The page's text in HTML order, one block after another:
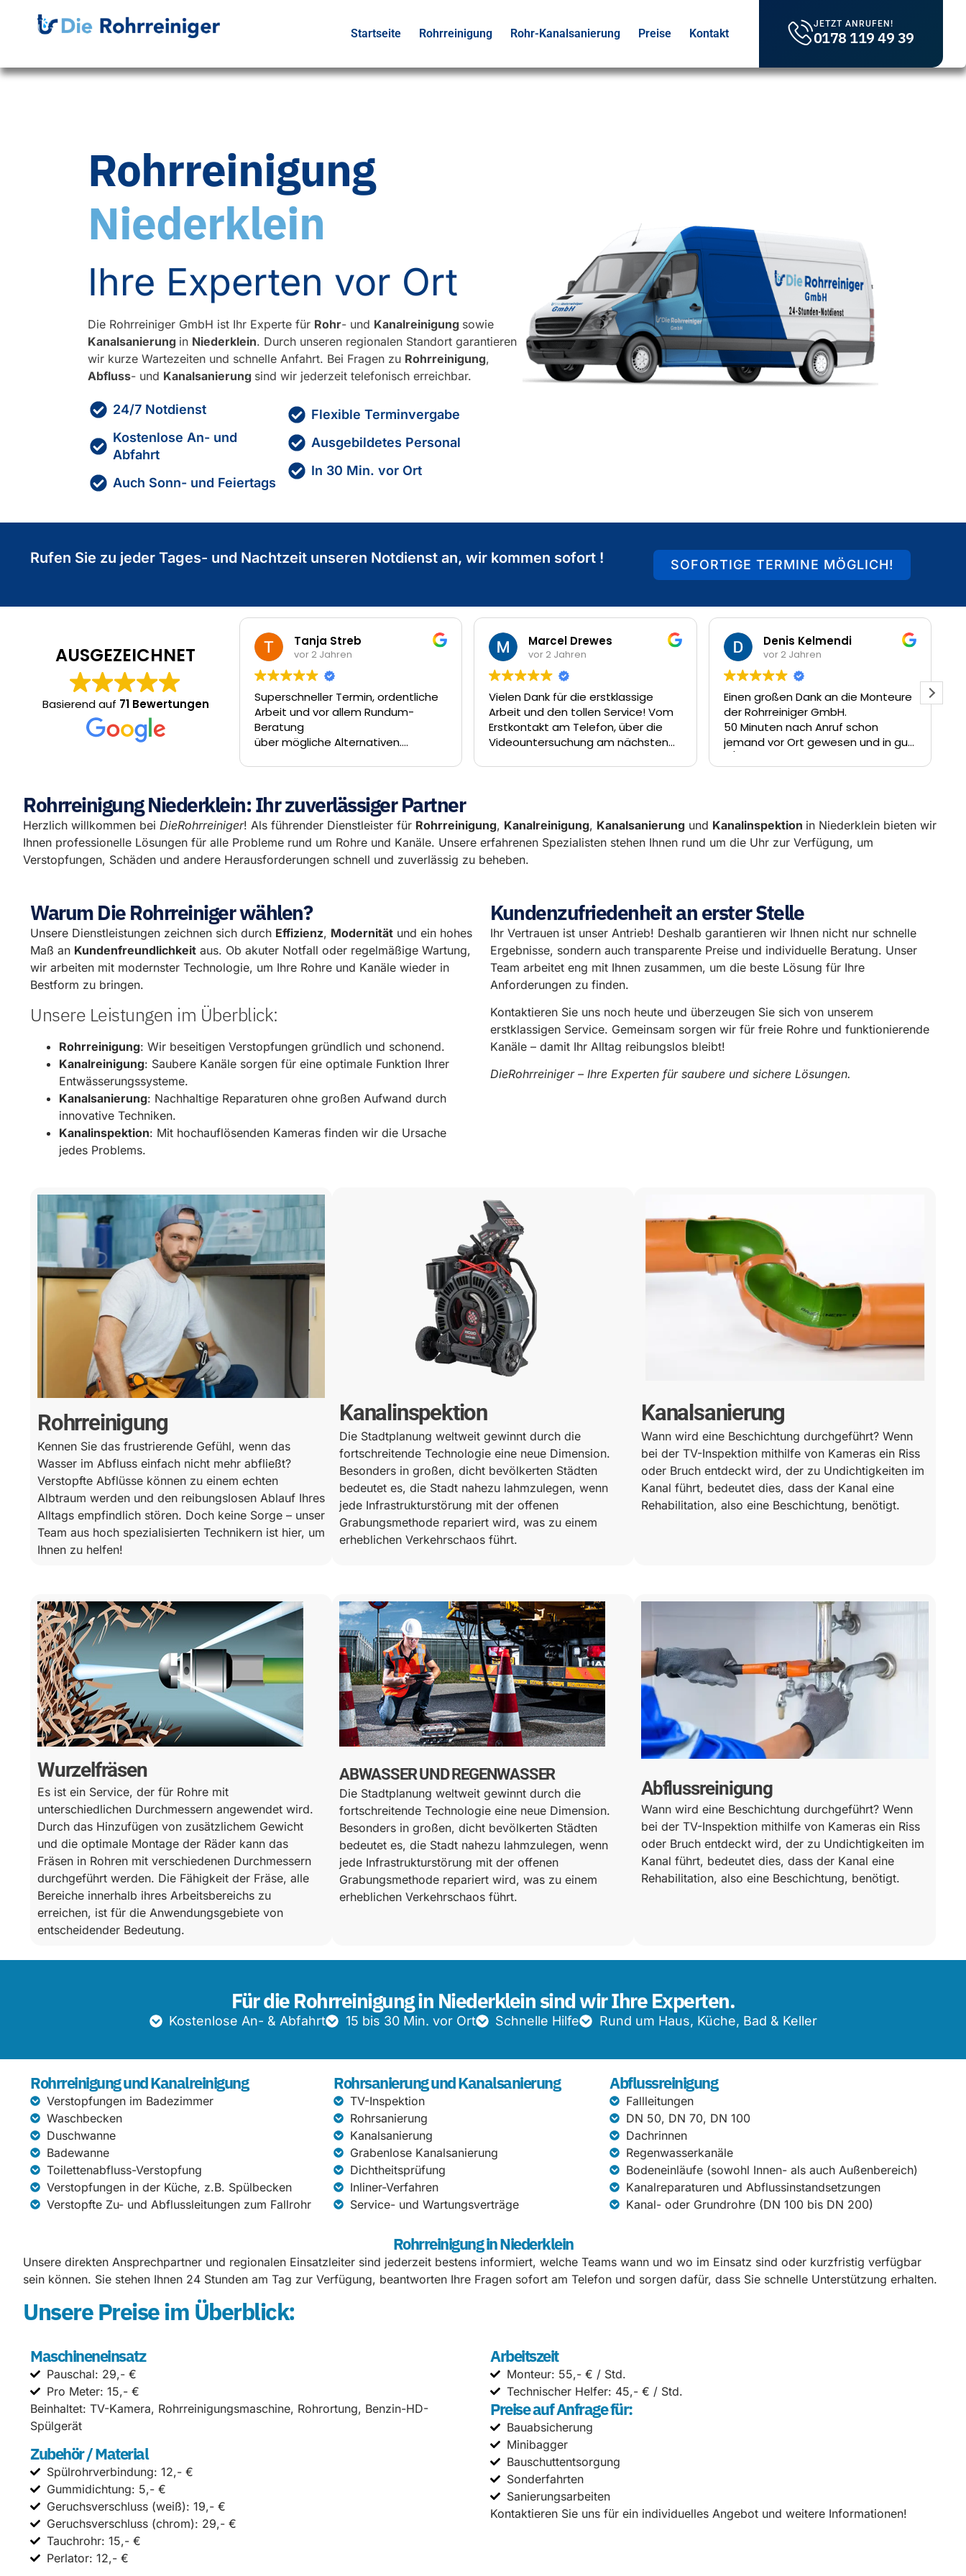
Startseite Rohrreinigung Rohr-Kanalsanierung Preise Kontakt
JETZT ANRUFEN!
0178 119 49 39
Rohrreinigung
Niederklein
Ihre Experten vor Ort
Die Rohrreiniger GmbH ist Ihr Experte für Rohr- und Kanalreinigung sowie
Kanalsanierung in Niederklein. Durch unseren regionalen Standort garantieren
wir kurze Wartezeiten und schnelle Anfahrt. Bei Fragen zu Rohrreinigung,
Abfluss- und Kanalsanierung sind wir jederzeit telefonisch erreichbar.
24/7 Notdienst
Kostenlose An- und
Abfahrt
Auch Sonn- und Feiertags
Flexible Terminvergabe
Ausgebildetes Personal
In 30 Min. vor Ort
Rufen Sie zu jeder Tages- und Nachtzeit unseren Notdienst an, wir kommen sofort ! SOFORTIGE TERMINE MÖGLICH!
AUSGEZEICHNET
Basierend auf 71 Bewertungen
vor 2 Jahren
Superschneller Termin, ordentliche
Arbeit und vor allem Rundum-
Beratung
über mögliche Alternativen.
Entscheidung trifft der Kunde- die
Marcel Drewes
Vielen Dank für die erstklassige
Arbeit und den tollen Service! Vom
Erstkontakt am Telefon, über die
Videountersuchung am nächsten
Tag und die Sanierung unseres
besser laufen können. Das Team
um Firat, Ferat und Enrico hat eine
hervorragende Arbeit geleistet. Wir
können Die Rohrreiniger GmbH
wärmstens empfehlen.
Denis Kelmendi
Einen großen Dank an die Monteure
der Rohrreiniger GmbH.
50 Minuten nach Anruf schon
jemand vor Ort gewesen und in gut
3/4 Stunde wurde die Verstopfung
Heiko Schnurbusch
Sehr freundlich .... sofort vor Ort
hier wird man nicht vertröstet ....
sehr gut weiter so .... ich
sofort wieder hier melden ....
Rohrreinigung Niederklein: Ihr zuverlässiger Partner
Herzlich willkommen bei DieRohrreiniger! Als führender Dienstleister für Rohrreinigung, Kanalreinigung, Kanalsanierung und Kanalinspektion in Niederklein bieten wir
Ihnen professionelle Lösungen für alle Probleme rund um Rohre und Kanäle. Unsere erfahrenen Spezialisten stehen Ihnen rund um die Uhr zur Verfügung, um
Verstopfungen, Schäden und andere Herausforderungen schnell und zuverlässig zu beheben.
Warum Die Rohrreiniger wählen?
Unsere Dienstleistungen zeichnen sich durch Effizienz, Modernität und ein hohes
Maß an Kundenfreundlichkeit aus. Ob akuter Notfall oder regelmäßige Wartung,
wir arbeiten mit modernster Technologie, um Ihre Rohre und Kanäle wieder in
Bestform zu bringen.
Unsere Leistungen im Überblick:
Rohrreinigung: Wir beseitigen Verstopfungen gründlich und schonend.
Kanalreinigung: Saubere Kanäle sorgen für eine optimale Funktion Ihrer
Entwässerungssysteme.
Kanalsanierung: Nachhaltige Reparaturen ohne großen Aufwand durch
innovative Techniken.
Kanalinspektion: Mit hochauflösenden Kameras finden wir die Ursache
jedes Problems.
Kundenzufriedenheit an erster Stelle
Ihr Vertrauen ist unser Antrieb! Deshalb garantieren wir Ihnen nicht nur schnelle
Ergebnisse, sondern auch transparente Preise und individuelle Beratung. Unser
Team arbeitet eng mit Ihnen zusammen, um die beste Lösung für Ihre
Anforderungen zu finden.
Kontaktieren Sie uns noch heute und überzeugen Sie sich von unserem
erstklassigen Service. Gemeinsam sorgen wir für freie Rohre und funktionierende
Kanäle – damit Ihr Alltag reibungslos bleibt!
DieRohrreiniger – Ihre Experten für saubere und sichere Lösungen.
Rohrreinigung
Kennen Sie das frustrierende Gefühl, wenn das
Wasser im Abfluss einfach nicht mehr abfließt?
Verstopfte Abflüsse können zu einem echten
Albtraum werden und den reibungslosen Ablauf Ihres
Alltags empfindlich stören. Doch keine Sorge – unser
Team aus hoch spezialisierten Technikern ist hier, um
Ihnen zu helfen!
Kanalinspektion
Die Stadtplanung weltweit gewinnt durch die
fortschreitende Technologie eine neue Dimension.
Besonders in großen, dicht bevölkerten Städten
bedeutet es, die Stadt nahezu lahmzulegen, wenn
jede Infrastrukturstörung mit der offenen
Grabungsmethode repariert wird, was zu einem
erheblichen Verkehrschaos führt.
Kanalsanierung
Wann wird eine Beschichtung durchgeführt? Wenn
bei der TV-Inspektion mithilfe von Kameras ein Riss
oder Bruch entdeckt wird, der zu Undichtigkeiten im
Kanal führt, bedeutet dies, dass der Kanal eine
Rehabilitation, also eine Beschichtung, benötigt.
Wurzelfräsen
Es ist ein Service, der für Rohre mit
unterschiedlichen Durchmessern angewendet wird.
Durch das Hinzufügen von zusätzlichem Gewicht
und die optimale Montage der Räder kann das
Fräsen in Rohren mit verschiedenen Durchmessern
durchgeführt werden. Die Fähigkeit der Fräse, alle
Bereiche innerhalb ihres Arbeitsbereichs zu
erreichen, ist für die Anwendungsgebiete von
entscheidender Bedeutung.
ABWASSER UND REGENWASSER
Die Stadtplanung weltweit gewinnt durch die
fortschreitende Technologie eine neue Dimension.
Besonders in großen, dicht bevölkerten Städten
bedeutet es, die Stadt nahezu lahmzulegen, wenn
jede Infrastrukturstörung mit der offenen
Grabungsmethode repariert wird, was zu einem
erheblichen Verkehrschaos führt.
Abflussreinigung
Wann wird eine Beschichtung durchgeführt? Wenn
bei der TV-Inspektion mithilfe von Kameras ein Riss
oder Bruch entdeckt wird, der zu Undichtigkeiten im
Kanal führt, bedeutet dies, dass der Kanal eine
Rehabilitation, also eine Beschichtung, benötigt.
Für die Rohrreinigung in Niederklein sind wir Ihre Experten.
Kostenlose An- & Abfahrt 15 bis 30 Min. vor Ort Schnelle Hilfe Rund um Haus, Küche, Bad & Keller
Rohrreinigung und Kanalreinigung
Verstopfungen im Badezimmer
Waschbecken
Duschwanne
Badewanne
Toilettenabfluss-Verstopfung
Verstopfungen in der Küche, z.B. Spülbecken
Verstopfte Zu- und Abflussleitungen zum Fallrohr
Rohrsanierung und Kanalsanierung
TV-Inspektion
Rohrsanierung
Kanalsanierung
Grabenlose Kanalsanierung
Dichtheitsprüfung
Inliner-Verfahren
Service- und Wartungsverträge
Abflussreinigung
Fallleitungen
DN 50, DN 70, DN 100
Dachrinnen
Regenwasserkanäle
Bodeneinläufe (sowohl Innen- als auch Außenbereich)
Kanalreparaturen und Abflussinstandsetzungen
Kanal- oder Grundrohre (DN 100 bis DN 200)
Rohrreinigung in Niederklein
Unsere direkten Ansprechpartner und regionalen Einsatzleiter sind jederzeit bestens informiert, welche Teams wann und wo im Einsatz sind oder kurzfristig verfügbar
sein können. Sie stehen Ihnen 24 Stunden am Tag zur Verfügung, beantworten Ihre Fragen sofort am Telefon und sorgen dafür, dass Sie schnelle Unterstützung erhalten.
Unsere Preise im Überblick:
Maschineneinsatz
Pauschal: 29,- €
Pro Meter: 15,- €
Beinhaltet: TV-Kamera, Rohrreinigungsmaschine, Rohrortung, Benzin-HD-
Spülgerät
Zubehör / Material
Spülrohrverbindung: 12,- €
Gummidichtung: 5,- €
Geruchsverschluss (weiß): 19,- €
Geruchsverschluss (chrom): 29,- €
Tauchrohr: 15,- €
Perlator: 12,- €
Arbeitszeit
Monteur: 55,- € / Std.
Technischer Helfer: 45,- € / Std.
Preise auf Anfrage für:
Bauabsicherung
Minibagger
Bauschuttentsorgung
Sonderfahrten
Sanierungsarbeiten
Kontaktieren Sie uns für ein individuelles Angebot und weitere Informationen!